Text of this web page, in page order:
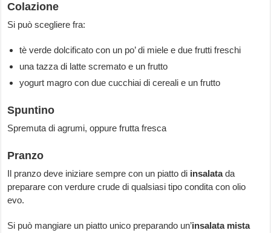
Colazione
Si può scegliere fra:
tè verde dolcificato con un po’ di miele e due frutti freschi
una tazza di latte scremato e un frutto
yogurt magro con due cucchiai di cereali e un frutto
Spuntino
Spremuta di agrumi, oppure frutta fresca
Pranzo
Il pranzo deve iniziare sempre con un piatto di insalatada
preparare con verdure crude di qualsiasi tipo condita con olio
evo.
Si può mangiare un piatto unico preparando un’insalata mista